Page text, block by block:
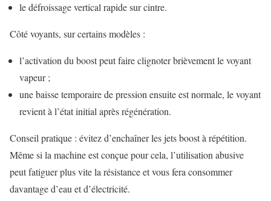
le défroissage vertical rapide sur cintre.
Côté voyants, sur certains modèles :
l’activation du boost peut faire clignoter brièvement le voyant
vapeur ;
une baisse temporaire de pression ensuite est normale, le voyant
revient à l’état initial après régénération.
Conseil pratique : évitez d’enchaîner les jets boost à répétition.
Même si la machine est conçue pour cela, l’utilisation abusive
peut fatiguer plus vite la résistance et vous fera consommer
davantage d’eau et d’électricité.